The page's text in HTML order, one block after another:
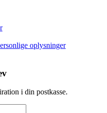
oplysninger
i din postkasse.